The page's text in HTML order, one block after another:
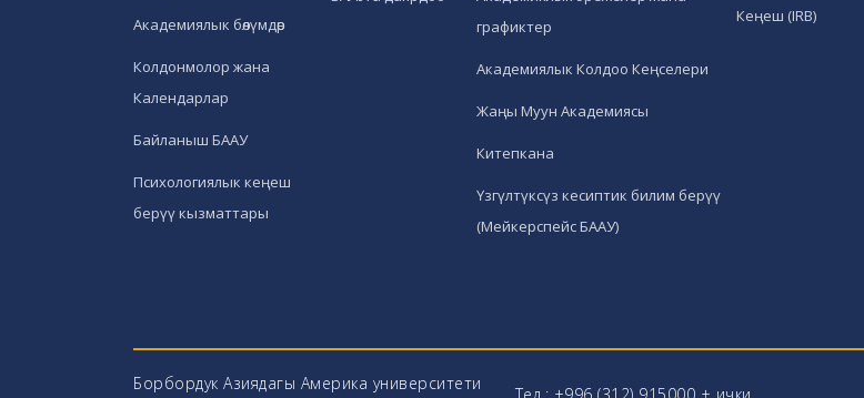
Академиялык бөлүмдөр
Колдонмолор жана
Календарлар
Байланыш БААУ
Психологиялык кеңеш
берүү кызматтары
графиктер
Академиялык Колдоо Кеңселери
Жаңы Муун Академиясы
Китепкана
Үзгүлтүксүз кесиптик билим берүү
(Мейкерспейс БААУ)
Кеңеш (IRB)
Борбордук Азиядагы Америка университети